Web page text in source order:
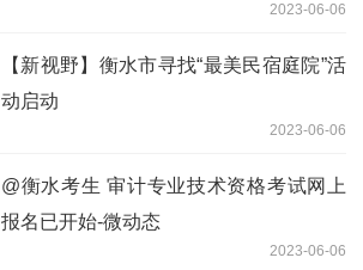
2023-06-06
【新视野】衡水市寻找“最美民宿庭院”活
动启动
2023-06-06
@衡水考生 审计专业技术资格考试网上
报名已开始-微动态
2023-06-06